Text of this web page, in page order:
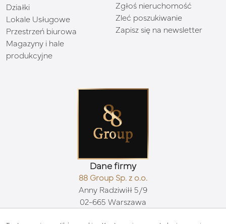
Działki
Lokale Usługowe
Przestrzeń biurowa
Magazyny i hale
produkcyjne
Zgłoś nieruchomość
Zleć poszukiwanie
Zapisz się na newsletter
Dane firmy
88 Group Sp. z o.o.
Anny Radziwiłł 5/9
02-665 Warszawa